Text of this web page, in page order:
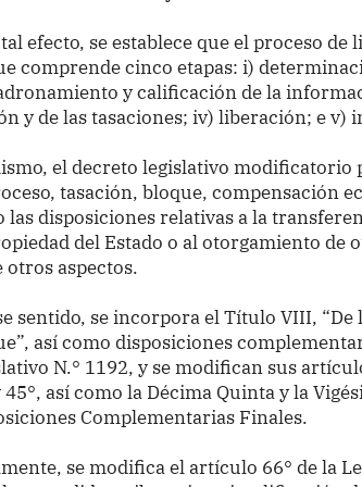
efecto, se establece que el proceso de
comprende cinco etapas: i)
y calificación de la
y de las tasaciones; iv) liberación; e v)
el decreto legislativo modificatorio
tasación, bloque, compensación
las disposiciones relativas a la
del Estado o al otorgamiento de
otros aspectos.
sentido, se incorpora el Título VIII,
así como disposiciones
N.° 1192, y se modifican sus
45°, así como la Décima Quinta y la
Complementarias Finales.
se modifica el artículo 66° de la